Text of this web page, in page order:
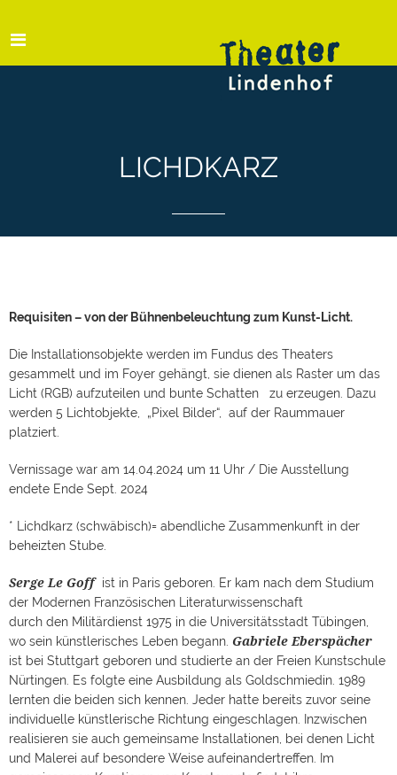
LICHDKARZ
Requisiten – von der Bühnenbeleuchtung zum Kunst-Licht.
Die Installationsobjekte werden im Fundus des Theaters
gesammelt und im Foyer gehängt, sie dienen als Raster um das
Licht (RGB) aufzuteilen und bunte Schatten zu erzeugen. Dazu
werden 5 Lichtobjekte, „Pixel Bilder“, auf der Raummauer
platziert.
Vernissage war am 14.04.2024 um 11 Uhr / Die Ausstellung
endete Ende Sept. 2024
* Lichdkarz (schwäbisch)= abendliche Zusammenkunft in der
beheizten Stube.
Serge Le Goff ist in Paris geboren. Er kam nach dem Studium
der Modernen Französischen Literaturwissenschaft
durch den Militärdienst 1975 in die Universitätsstadt Tübingen,
wo sein künstlerisches Leben begann. Gabriele Eberspächer
ist bei Stuttgart geboren und studierte an der Freien Kunstschule
Nürtingen. Es folgte eine Ausbildung als Goldschmiedin. 1989
lernten die beiden sich kennen. Jeder hatte bereits zuvor seine
individuelle künstlerische Richtung eingeschlagen. Inzwischen
realisieren sie auch gemeinsame Installationen, bei denen Licht
und Malerei auf besondere Weise aufeinandertreffen. Im